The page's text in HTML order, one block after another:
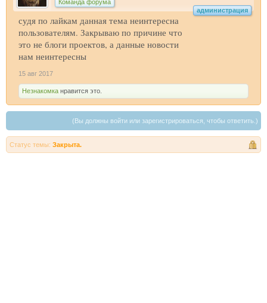
Команда форума
администрация
судя по лайкам данная тема неинтересна
пользователям. Закрываю по причине что
это не блоги проектов, а данные новости
нам неинтересны
15 авг 2017
Незнакомка нравится это.
(Вы должны войти или зарегистрироваться, чтобы ответить.)
Статус темы: Закрыта.